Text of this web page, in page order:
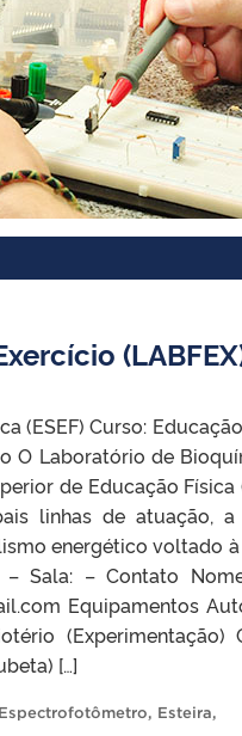
(ESEF) Curso:
O Laboratório de
de Educação Física
linhas de atuação, a
energético voltado
Sala: – Contato
Equipamentos
(Experimentação)
[…]
Espectrofotômetro, Esteira,